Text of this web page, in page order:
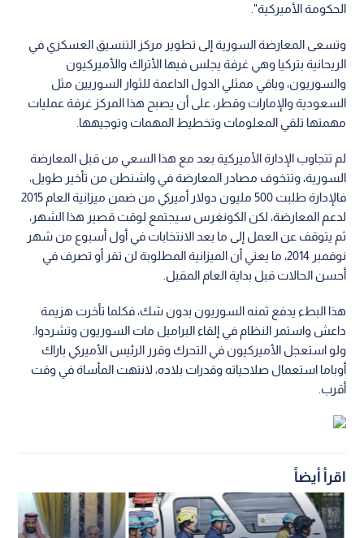
الحكومة الأميركية".
وتسعى المعارضة السورية إلى تطوير مركز التنسيق العسكري في
الريحانية بتركيا وهي غرفة يجلس فيها الأتراك والأميركيون
والسوريون، وباقي ممثلي الدول الداعمة للثوار السوريين مثل
السعودية والإمارات وقطر، على أن يصبح هذا المركز غرفة عمليات
مهمتها تلقي المعلومات وتخطيط المهمات وتوجيهها.
لم تتجاوب الإدارة الأميركية بعد مع هذا السعي من قبل المعارضة
السورية، وتتخوف مصادر المعارضة في واشنطن من تأخير طويل،
فالإدارة طلبت 500 مليون دولار أميركي من ضمن ميزانية العام 2015
لدعم المعارضة، لكن الكونغرس سيجتمع لوقت قصير هذا الشهر،
ثم يتوقف عن العمل إلى ما بعد الانتخابات في أول أسبوع من شهر
نوفمبر 2014، ما يعني أن الميزانية المطلوبة لن تقر أو تصرف في
أحسن الحالات قبل بداية العام المقبل.
هذا البطء يدفع ثمنه السوريون بدون شك، فكلما تأخرت هزيمة
داعش واستمر النظام في إلقاء البراميل مات السوريون وتشردوا.
ولو استعجل الأميركيون في التحرك وقرر الرئيس الأميركي باراك
أوباما استعمال صلاحياته وقدرات بلاده، لانتهت المأساة في وقت
أقرب.
اقرأ أيضاً